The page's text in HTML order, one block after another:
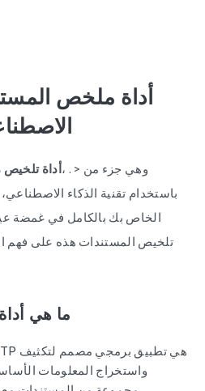
أداة ملخص
أداة، وهي جزء من < .
باستخدام تقنية الذكاء
تلخيص المستندات هذه على فهم
ما هي
واستخراج المعلومات